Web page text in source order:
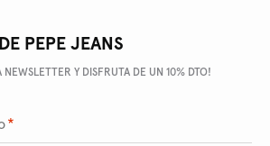
PEPE JEANS
NEWSLETTER Y DISFRUTA DE UN 10% DTO!
*